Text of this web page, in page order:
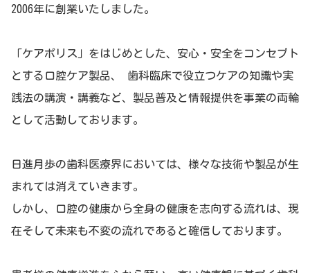
2006年に創業いたしました。
「ケアポリス」をはじめとした、安心・安全をコンセプト
とする口腔ケア製品、 歯科臨床で役立つケアの知識や実
践法の講演・講義など、製品普及と情報提供を事業の両輪
として活動しております。
日進月歩の歯科医療界においては、様々な技術や製品が生
まれては消えていきます。
しかし、口腔の健康から全身の健康を志向する流れは、現
在そして未来も不変の流れであると確信しております。